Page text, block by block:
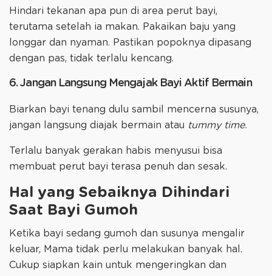
Hindari tekanan apa pun di area perut bayi,
terutama setelah ia makan. Pakaikan baju yang
longgar dan nyaman. Pastikan popoknya dipasang
dengan pas, tidak terlalu kencang.
6. Jangan Langsung Mengajak Bayi Aktif Bermain
Biarkan bayi tenang dulu sambil mencerna susunya,
jangan langsung diajak bermain atau tummy time.
Terlalu banyak gerakan habis menyusui bisa
membuat perut bayi terasa penuh dan sesak.
Hal yang Sebaiknya Dihindari
Saat Bayi Gumoh
Ketika bayi sedang gumoh dan susunya mengalir
keluar, Mama tidak perlu melakukan banyak hal.
Cukup siapkan kain untuk mengeringkan dan